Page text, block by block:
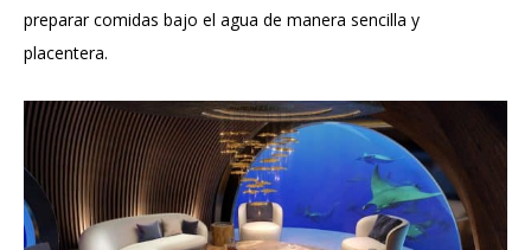
preparar comidas bajo el agua de manera sencilla y
placentera.